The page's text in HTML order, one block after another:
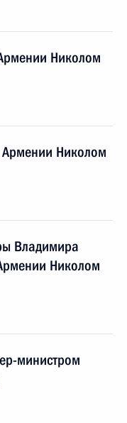
Николом
Николом
Владимира
Николом
министром